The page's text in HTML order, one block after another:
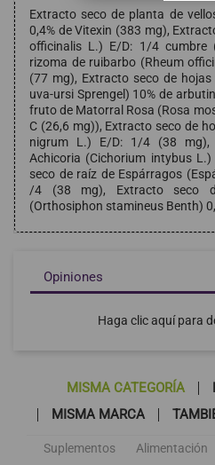
Extracto seco de planta de
0,4% de Vitexin (383 mg),
officinalis L.) E/D: 1/4 cumbre
rizoma de ruibarbo (Rheum
(77 mg), Extracto seco de
uva-ursi Sprengel) 10% de
fruto de Matorral Rosa (Rosa
C (26,6 mg)), Extracto seco de
nigrum L.) E/D: 1/4 (38
Achicoria (Cichorium intybus
seco de raíz de Espárragos
/4 (38 mg), Extracto seco
(Orthosiphon stamineus Benth)
Opiniones
Haga clic aquí para
MISMA CATEGORÍA
MISMA MARCA
Suplementos Alimentación